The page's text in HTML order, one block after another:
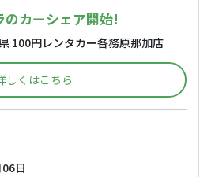
のカーシェア開始!
100円レンタカー各務原那加店
しくはこちら
日